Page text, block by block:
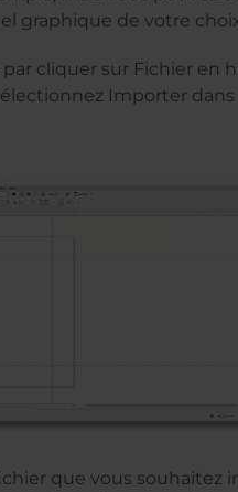
graphique de votre
cliquer sur Fichier en
Importer
que vous souhaitez